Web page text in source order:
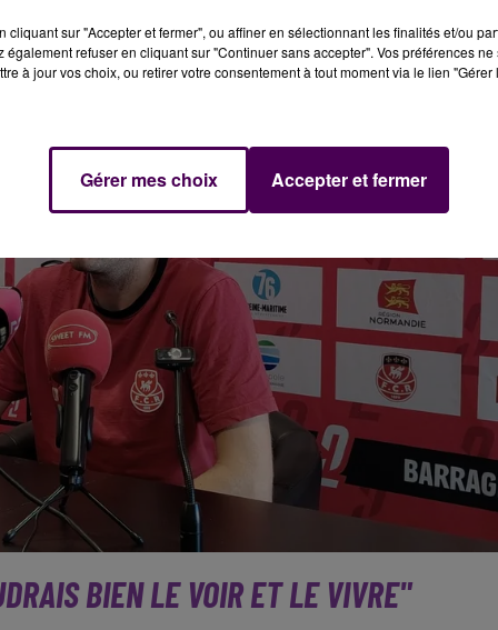
BIEN LE VOIR ET LE VIVRE"
cliquant sur "Accepter et fermer", ou affiner en sélectionnant les finalités et/ou
également refuser en cliquant sur "Continuer sans accepter". Vos préférences
à jour vos choix, ou retirer votre consentement à tout moment via le lien
Gérer mes choix Accepter et fermer